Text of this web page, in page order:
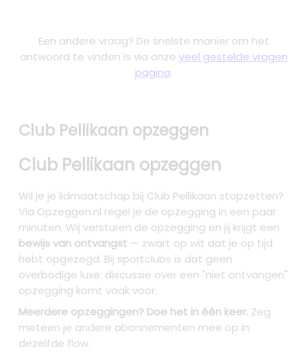
Een andere vraag? De snelste manier om het
antwoord te vinden is via onze veel gestelde vragen
pagina.
Club Pellikaan opzeggen
Club Pellikaan opzeggen
Wil je je lidmaatschap bij Club Pellikaan stopzetten?
Via Opzeggen.nl regel je de opzegging in een paar
minuten. Wij versturen de opzegging en jij krijgt een
bewijs van ontvangst — zwart op wit dat je op tijd
hebt opgezegd. Bij sportclubs is dat geen
overbodige luxe: discussie over een "niet ontvangen"
opzegging komt vaak voor.
Meerdere opzeggingen? Doe het in één keer. Zeg
meteen je andere abonnementen mee op in
dezelfde flow.